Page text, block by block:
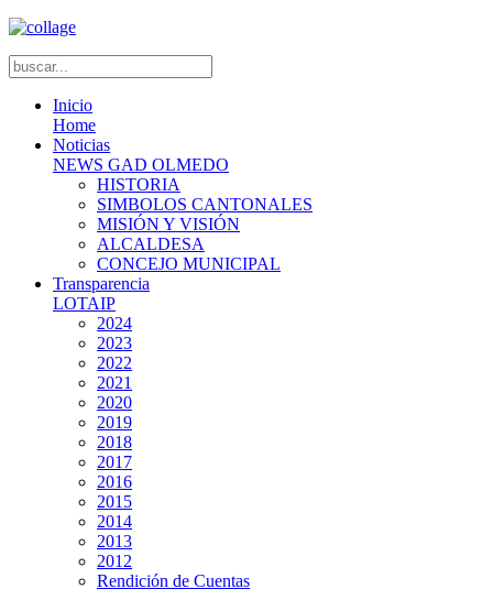
Inicio
Home
Noticias
NEWS GAD OLMEDO
HISTORIA
SIMBOLOS CANTONALES
MISIÓN Y VISIÓN
ALCALDESA
CONCEJO MUNICIPAL
Transparencia
LOTAIP
2024
2023
2022
2021
2020
2019
2018
2017
2016
2015
2014
2013
2012
Rendición de Cuentas